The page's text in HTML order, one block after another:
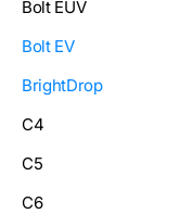
Bolt EUV
Bolt EV
BrightDrop
C4
C5
C6